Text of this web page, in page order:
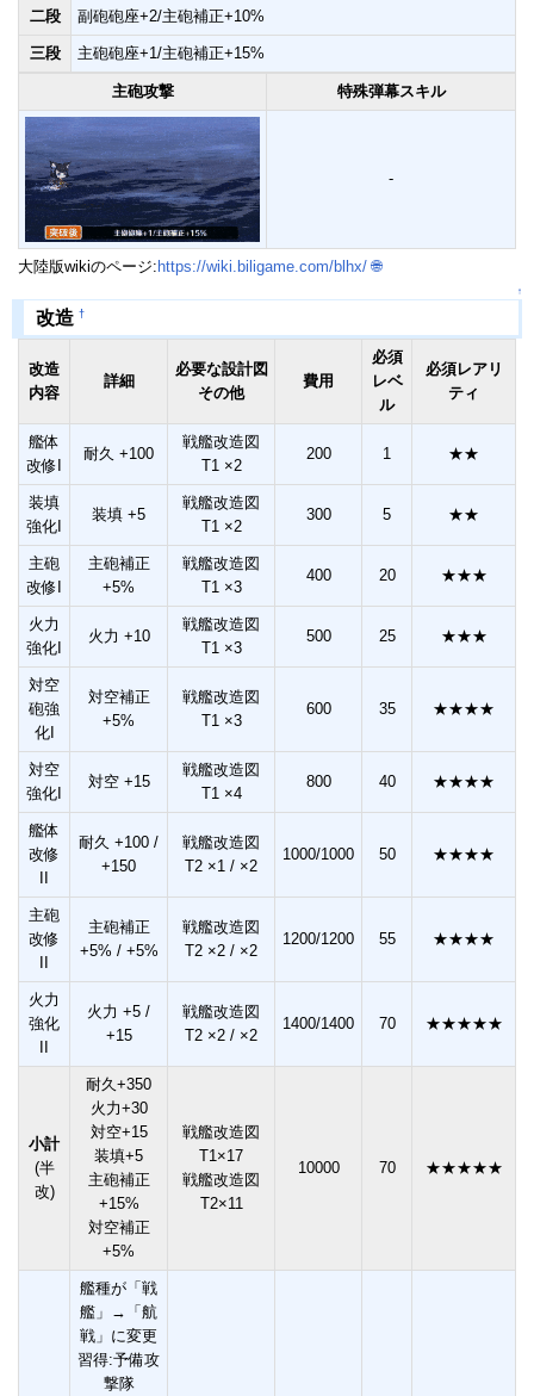
二段 副砲砲座+2/主砲補正+10%
三段 主砲砲座+1/主砲補正+15%
主砲攻撃 特殊弾幕スキル
-
大陸版wikiのページ:https://wiki.biligame.com/blhx/ 🌐
↑
改造 †
改造
内容
詳細
必要な設計図
その他
費用
必須
レベ
ル
必須レアリ
ティ
艦体
改修I
耐久 +100
戦艦改造図
T1 ×2
200 1 ★★
装填
強化I
装填 +5
戦艦改造図
T1 ×2
300 5 ★★
主砲
改修I
主砲補正
+5%
戦艦改造図
T1 ×3
400 20 ★★★
火力
強化I
火力 +10
戦艦改造図
T1 ×3
500 25 ★★★
対空
砲強
化I
対空補正
+5%
戦艦改造図
T1 ×3
600 35 ★★★★
対空
強化I
対空 +15
戦艦改造図
T1 ×4
800 40 ★★★★
艦体
改修
II
耐久 +100 /
+150
戦艦改造図
T2 ×1 / ×2
1000/1000 50 ★★★★
主砲
改修
II
主砲補正
+5% / +5%
戦艦改造図
T2 ×2 / ×2
1200/1200 55 ★★★★
火力
強化
II
火力 +5 /
+15
戦艦改造図
T2 ×2 / ×2
1400/1400 70 ★★★★★
小計
(半
改)
耐久+350
火力+30
対空+15
装填+5
主砲補正
+15%
対空補正
+5%
戦艦改造図
T1×17
戦艦改造図
T2×11
10000 70 ★★★★★
艦種が「戦
艦」→「航
戦」に変更
習得:予備攻
撃隊